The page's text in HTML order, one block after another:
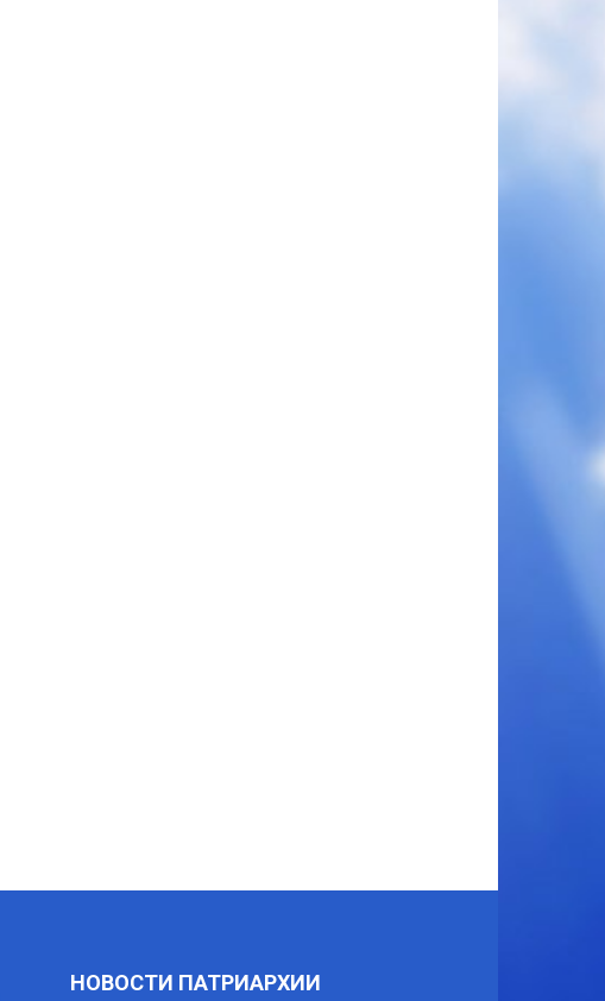
НОВОСТИ ПАТРИАРХИИ